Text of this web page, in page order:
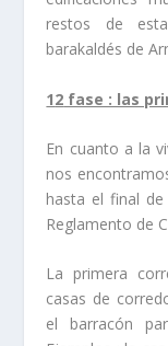
restos de
barakaldés de
12 fase : las
En cuanto a la
nos
hasta el final
Reglamento de
La primera
casas de
el barracón